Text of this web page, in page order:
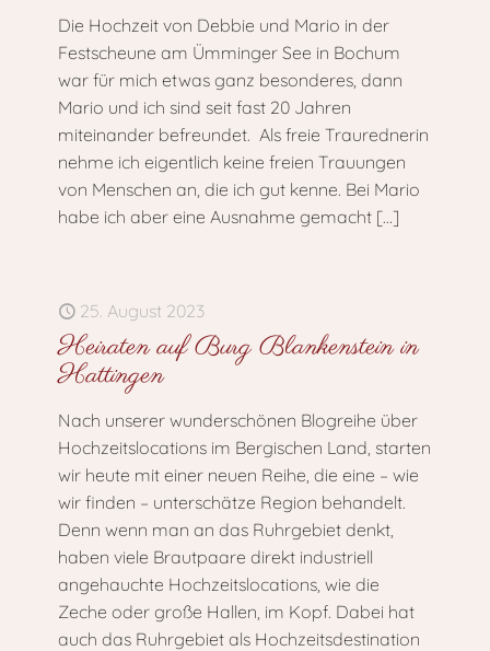
Die Hochzeit von Debbie und Mario in der
Festscheune am Ümminger See in Bochum
war für mich etwas ganz besonderes, dann
Mario und ich sind seit fast 20 Jahren
miteinander befreundet. Als freie Traurednerin
nehme ich eigentlich keine freien Trauungen
von Menschen an, die ich gut kenne. Bei Mario
habe ich aber eine Ausnahme gemacht […]
25. August 2023
Heiraten auf Burg Blankenstein in
Hattingen
Nach unserer wunderschönen Blogreihe über
Hochzeitslocations im Bergischen Land, starten
wir heute mit einer neuen Reihe, die eine – wie
wir finden – unterschätze Region behandelt.
Denn wenn man an das Ruhrgebiet denkt,
haben viele Brautpaare direkt industriell
angehauchte Hochzeitslocations, wie die
Zeche oder große Hallen, im Kopf. Dabei hat
auch das Ruhrgebiet als Hochzeitsdestination